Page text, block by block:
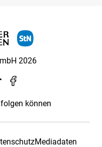
2026
können
Mediadaten